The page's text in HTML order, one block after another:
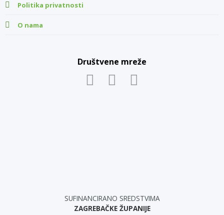
Politika privatnosti
O nama
Društvene mreže
SUFINANCIRANO SREDSTVIMA
ZAGREBAČKE ŽUPANIJE